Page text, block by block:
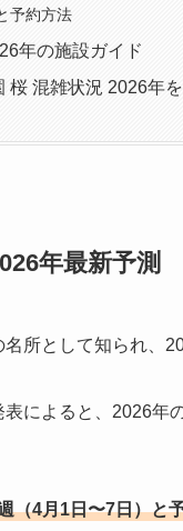
予約方法
年の施設ガイド
桜 混雑状況 2026年
年最新予測
所として知られ、
によると、2026年
（4月1日〜7日）と